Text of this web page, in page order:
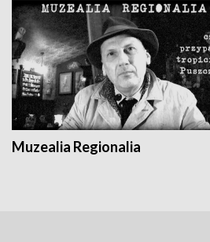
Muzealia Regionalia